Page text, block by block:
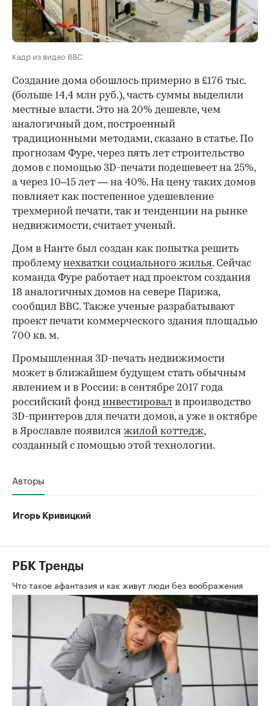
Кадр из видео BBC
Создание дома обошлось примерно в £176 тыс.
(больше 14,4 млн руб.), часть суммы выделили
местные власти. Это на 20% дешевле, чем
аналогичный дом, построенный
традиционными методами, сказано в статье. По
прогнозам Фуре, через пять лет строительство
домов с помощью 3D-печати подешевеет на 25%,
а через 10–15 лет — на 40%. На цену таких домов
повлияет как постепенное удешевление
трехмерной печати, так и тенденции на рынке
недвижимости, считает ученый.
Дом в Нанте был создан как попытка решить
проблемунехватки социального жилья. Сейчас
команда Фуре работает над проектом создания
18 аналогичных домов на севере Парижа,
сообщил ВВС. Также ученые разрабатывают
проект печати коммерческого здания площадью
700 кв. м.
Промышленная 3D-печать недвижимости
может в ближайшем будущем стать обычным
явлением и в России: в сентябре 2017 года
российский фонд инвестировал в производство
3D-принтеров для печати домов, а уже в октябре
в Ярославле появился жилой коттедж,
созданный с помощью этой технологии.
Авторы
Игорь Кривицкий
РБК Тренды
Что такое афантазия и как живут люди без воображения